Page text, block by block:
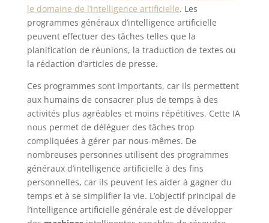
le domaine de l’intelligence artificielle. Les
programmes généraux d’intelligence artificielle
peuvent effectuer des tâches telles que la
planification de réunions, la traduction de textes ou
la rédaction d’articles de presse.
Ces programmes sont importants, car ils permettent
aux humains de consacrer plus de temps à des
activités plus agréables et moins répétitives. Cette IA
nous permet de déléguer des tâches trop
compliquées à gérer par nous-mêmes. De
nombreuses personnes utilisent des programmes
généraux d’intelligence artificielle à des fins
personnelles, car ils peuvent les aider à gagner du
temps et à se simplifier la vie. L’objectif principal de
l’intelligence artificielle générale est de développer